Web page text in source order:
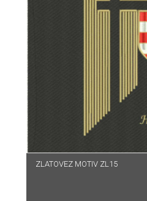
ZLATOVEZ MOTIV ZL15